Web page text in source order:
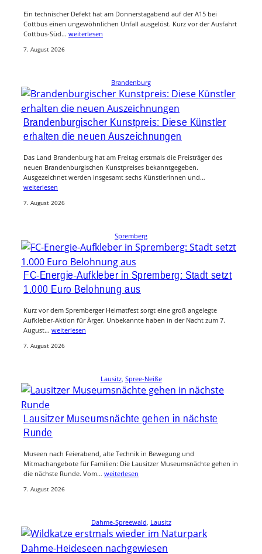
Ein technischer Defekt hat am Donnerstagabend auf der A15 bei
Cottbus einen ungewöhnlichen Unfall ausgelöst. Kurz vor der Ausfahrt
Cottbus-Süd… weiterlesen
7. August 2026
Brandenburg
Brandenburgischer Kunstpreis: Diese Künstler
erhalten die neuen Auszeichnungen
Das Land Brandenburg hat am Freitag erstmals die Preisträger des
neuen Brandenburgischen Kunstpreises bekanntgegeben.
Ausgezeichnet werden insgesamt sechs Künstlerinnen und…
weiterlesen
7. August 2026
Spremberg
FC-Energie-Aufkleber in Spremberg: Stadt setzt
1.000 Euro Belohnung aus
Kurz vor dem Spremberger Heimatfest sorgt eine groß angelegte
Aufkleber-Aktion für Ärger. Unbekannte haben in der Nacht zum 7.
August… weiterlesen
7. August 2026
Lausitz, Spree-Neiße
Lausitzer Museumsnächte gehen in nächste
Runde
Museen nach Feierabend, alte Technik in Bewegung und
Mitmachangebote für Familien: Die Lausitzer Museumsnächte gehen in
die nächste Runde. Vom… weiterlesen
7. August 2026
Dahme-Spreewald Lausitz